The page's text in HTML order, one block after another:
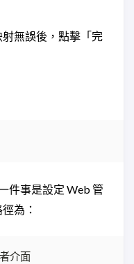
無誤後，點擊「完
件事是設定 Web 管
為：